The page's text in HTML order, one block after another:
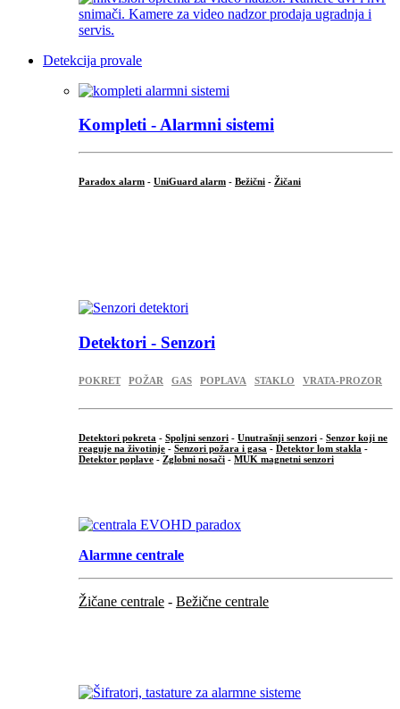
Detekcija provale
Kompleti - Alarmni sistemi
Paradox alarm - UniGuard alarm - Bežični - Žičani
Detektori - Senzori
POKRET POŽAR GAS POPLAVA STAKLO VRATA-PROZOR
Detektori pokreta - Spoljni senzori - Unutrašnji senzori - Senzor koji ne
reaguje na životinje - Senzori požara i gasa - Detektor lom stakla -
Detektor poplave - Zglobni nosači - MUK magnetni senzori
Alarmne centrale
Žičane centrale - Bežične centrale